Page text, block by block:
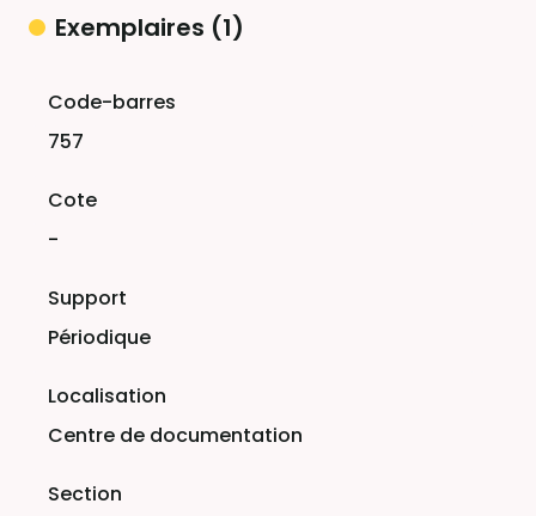
Exemplaires (1)
757
-
Périodique
Centre de documentation